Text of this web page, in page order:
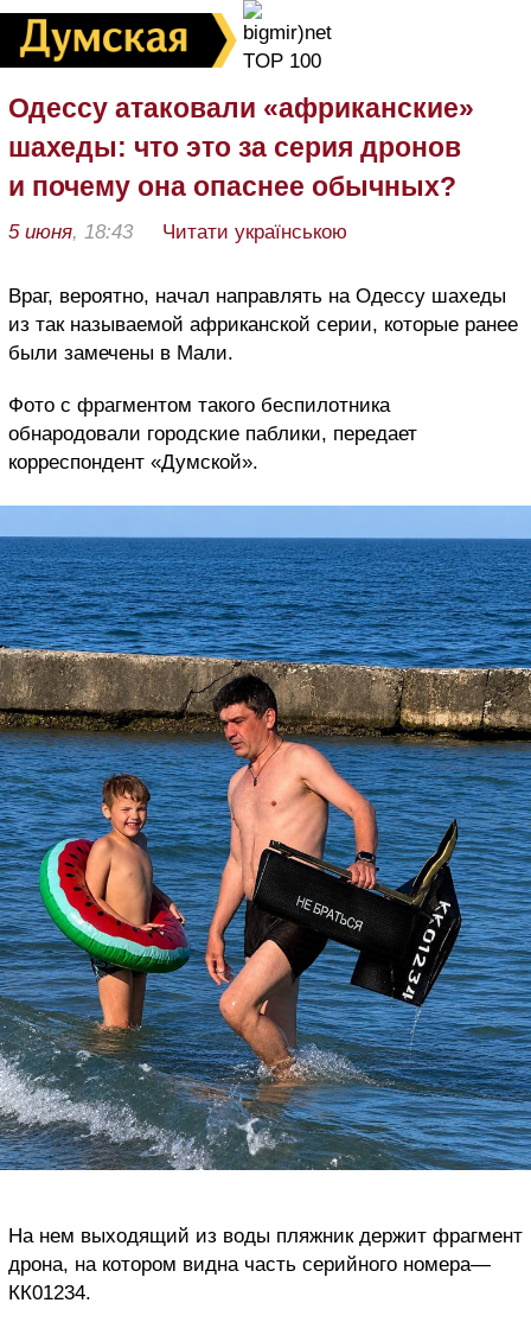
Одессу атаковали «африканские»
шахеды: что это за серия дронов
и почему она опаснее обычных?
5 июня, 18:43 Читати українською
Враг, вероятно, начал направлять на Одессу шахеды
из так называемой африканской серии, которые ранее
были замечены в Мали.
Фото с фрагментом такого беспилотника
обнародовали городские паблики, передает
корреспондент «Думской».
На нем выходящий из воды пляжник держит фрагмент
дрона, на котором видна часть серийного номера—
КК01234.